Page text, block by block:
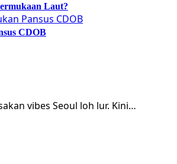
Laut?
CDOB
vibes Seoul loh lur. Kini…